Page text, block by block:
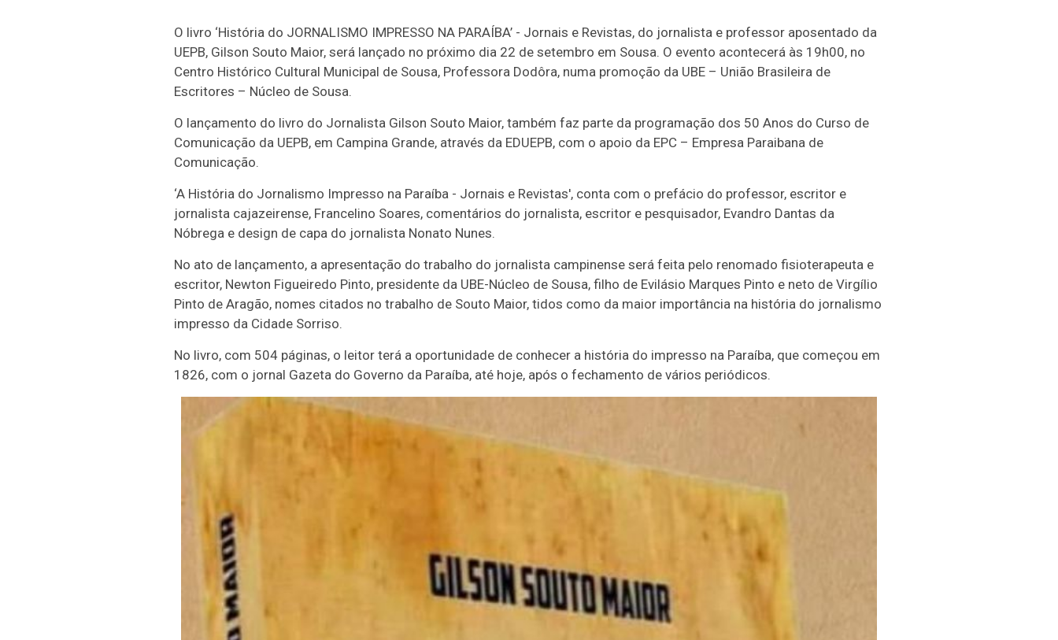
O livro ‘História do JORNALISMO IMPRESSO NA PARAÍBA’ - Jornais e Revistas, do jornalista e professor aposentado da
UEPB, Gilson Souto Maior, será lançado no próximo dia 22 de setembro em Sousa. O evento acontecerá às 19h00, no
Centro Histórico Cultural Municipal de Sousa, Professora Dodôra, numa promoção da UBE – União Brasileira de
Escritores – Núcleo de Sousa.
O lançamento do livro do Jornalista Gilson Souto Maior, também faz parte da programação dos 50 Anos do Curso de
Comunicação da UEPB, em Campina Grande, através da EDUEPB, com o apoio da EPC – Empresa Paraibana de
Comunicação.
‘A História do Jornalismo Impresso na Paraíba - Jornais e Revistas', conta com o prefácio do professor, escritor e
jornalista cajazeirense, Francelino Soares, comentários do jornalista, escritor e pesquisador, Evandro Dantas da
Nóbrega e design de capa do jornalista Nonato Nunes.
No ato de lançamento, a apresentação do trabalho do jornalista campinense será feita pelo renomado fisioterapeuta e
escritor, Newton Figueiredo Pinto, presidente da UBE-Núcleo de Sousa, filho de Evilásio Marques Pinto e neto de Virgílio
Pinto de Aragão, nomes citados no trabalho de Souto Maior, tidos como da maior importância na história do jornalismo
impresso da Cidade Sorriso.
No livro, com 504 páginas, o leitor terá a oportunidade de conhecer a história do impresso na Paraíba, que começou em
1826, com o jornal Gazeta do Governo da Paraíba, até hoje, após o fechamento de vários periódicos.